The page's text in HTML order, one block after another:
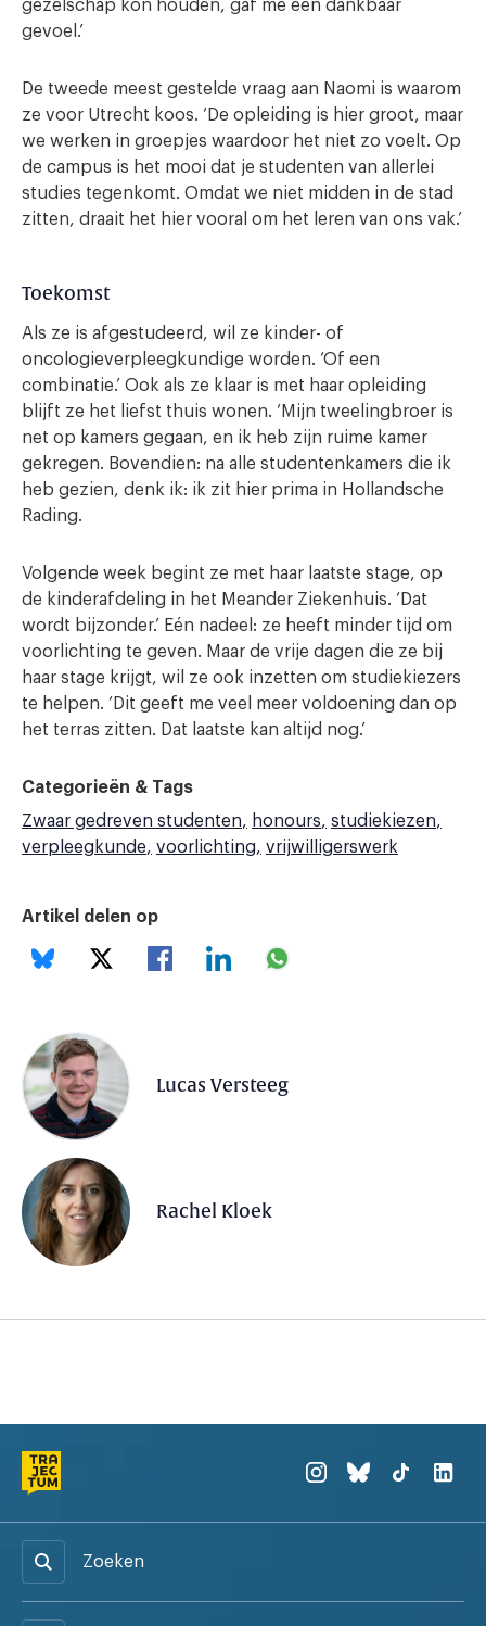
gezelschap kon houden, gaf me een dankbaar
gevoel.’
De tweede meest gestelde vraag aan Naomi is waarom
ze voor Utrecht koos. ‘De opleiding is hier groot, maar
we werken in groepjes waardoor het niet zo voelt. Op
de campus is het mooi dat je studenten van allerlei
studies tegenkomt. Omdat we niet midden in de stad
zitten, draait het hier vooral om het leren van ons vak.’
Toekomst
Als ze is afgestudeerd, wil ze kinder- of
oncologieverpleegkundige worden. ‘Of een
combinatie.’ Ook als ze klaar is met haar opleiding
blijft ze het liefst thuis wonen. ‘Mijn tweelingbroer is
net op kamers gegaan, en ik heb zijn ruime kamer
gekregen. Bovendien: na alle studentenkamers die ik
heb gezien, denk ik: ik zit hier prima in Hollandsche
Rading.
Volgende week begint ze met haar laatste stage, op
de kinderafdeling in het Meander Ziekenhuis. ‘Dat
wordt bijzonder.’ Eén nadeel: ze heeft minder tijd om
voorlichting te geven. Maar de vrije dagen die ze bij
haar stage krijgt, wil ze ook inzetten om studiekiezers
te helpen. ‘Dit geeft me veel meer voldoening dan op
het terras zitten. Dat laatste kan altijd nog.’
Categorieën & Tags
Zwaar gedreven studenten
honours
studiekiezen
verpleegkunde
voorlichting vrijwilligerswerk
Artikel delen op
Lucas Versteeg
Rachel Kloek
Zoeken